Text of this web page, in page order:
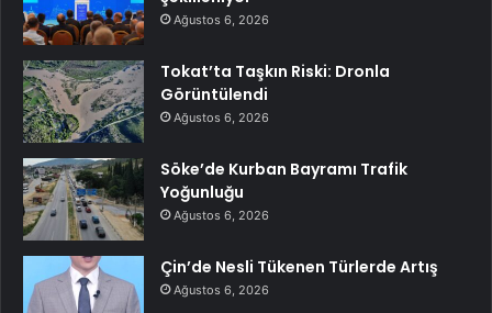
Ağustos 6, 2026
Tokat’ta Taşkın Riski: Dronla
Görüntülendi
Ağustos 6, 2026
Söke’de Kurban Bayramı Trafik
Yoğunluğu
Ağustos 6, 2026
Çin’de Nesli Tükenen Türlerde Artış
Ağustos 6, 2026